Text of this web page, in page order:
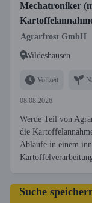
Mechatroniker
Agrarfrost GmbH
Wildeshausen
Vollzeit
08.08.2026
Werde Teil von
die
Abläufe in einem
Suche